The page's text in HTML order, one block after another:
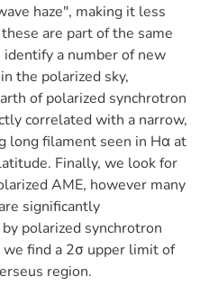
haze", making it less
are part of the same
a number of new
the polarized sky,
of polarized synchrotron
correlated with a narrow,
long filament seen in Hα at
Finally, we look for
AME, however many
significantly
polarized synchrotron
we find a 2σ upper limit of
region.